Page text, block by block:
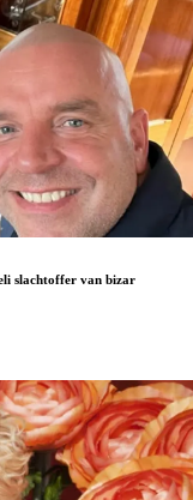
slachtoffer van bizar